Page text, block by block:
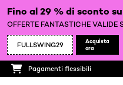
Fino al 29 % di sconto
OFFERTE FANTASTICHE VALIDE
FULLSWING29
Acquista
ora
Pagamenti flessibili